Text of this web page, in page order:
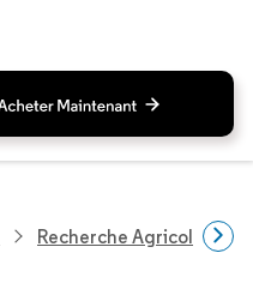
Recherche Agricole